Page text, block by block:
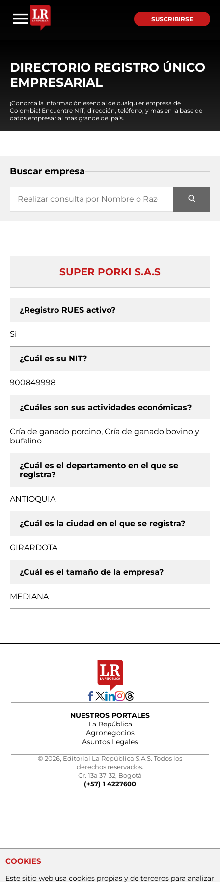
SUSCRIBIRSE
DIRECTORIO REGISTRO ÚNICO
EMPRESARIAL
¡Conozca la información esencial de cualquier empresa de
Colombia! Encuentre NIT, dirección, teléfono, y mas en la base de
datos empresarial mas grande del país.
Buscar empresa
SUPER PORKI S.A.S
¿Registro RUES activo?
Si
¿Cuál es su NIT?
900849998
¿Cuáles son sus actividades económicas?
Cría de ganado porcino, Cría de ganado bovino y
bufalino
¿Cuál es el departamento en el que se
registra?
ANTIOQUIA
¿Cuál es la ciudad en el que se registra?
GIRARDOTA
¿Cuál es el tamaño de la empresa?
MEDIANA
NUESTROS PORTALES
La República
Agronegocios
Asuntos Legales
© 2026, Editorial La República S.A.S. Todos los
derechos reservados.
Cr. 13a 37-32, Bogotá
(+57) 1 4227600
COOKIES
Este sitio web usa cookies propias y de terceros para analizar